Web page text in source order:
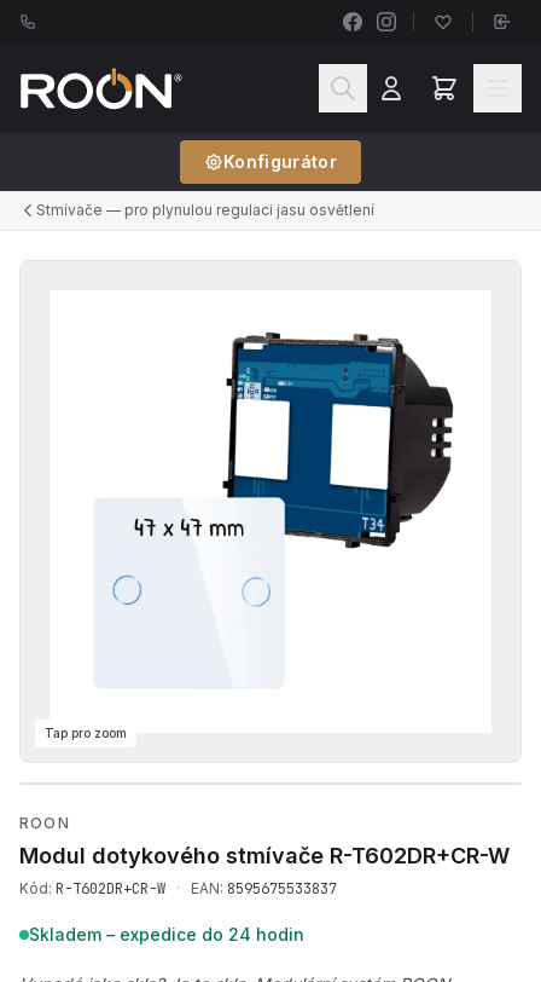
Konfigurátor
Stmívače — pro plynulou regulaci jasu osvětlení
Tap pro zoom
ROON
Modul dotykového stmívače R-T602DR+CR-W
Kód: R-T602DR+CR-W · EAN: 8595675533837
Skladem – expedice do 24 hodin